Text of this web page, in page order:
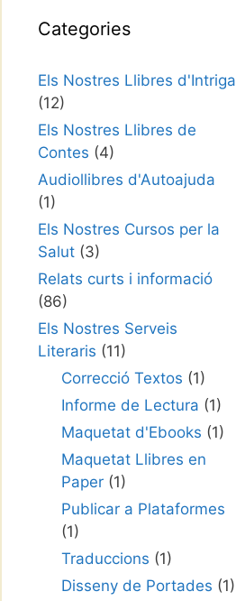
Categories
Els Nostres Llibres d'Intriga
(12)
Els Nostres Llibres de
Contes (4)
Audiollibres d'Autoajuda
(1)
Els Nostres Cursos per la
Salut (3)
Relats curts i informació
(86)
Els Nostres Serveis
Literaris (11)
Correcció Textos (1)
Informe de Lectura (1)
Maquetat d'Ebooks (1)
Maquetat Llibres en
Paper(1)
Publicar a Plataformes
(1)
Traduccions (1)
Disseny de Portades (1)